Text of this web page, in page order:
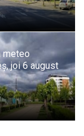
meteo
joi 6 august